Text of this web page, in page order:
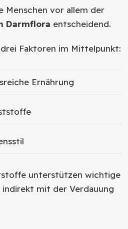
Menschen vor allem der
Darmflora entscheidend.
Faktoren im Mittelpunkt:
Ernährung
unterstützen wichtige
mit der Verdauung